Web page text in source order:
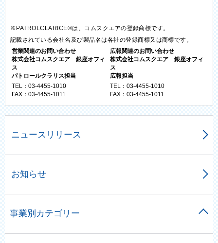
※PATROLCLARICE®は、コムスクエアの登録商標です。
記載されている会社名及び製品名は各社の登録商標又は商標です。
営業関連のお問い合わせ
株式会社コムスクエア 銀座オフィ
ス
パトロールクラリス担当
広報関連のお問い合わせ
株式会社コムスクエア 銀座オフィ
ス
広報担当
TEL：03-4455-1010
FAX：03-4455-1011
TEL：03-4455-1010
FAX：03-4455-1011
ニュースリリース
お知らせ
事業別カテゴリー